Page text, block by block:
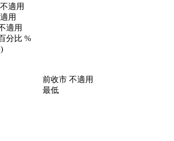
不適用
用
適用
分比 %
前收市 不適用
最低